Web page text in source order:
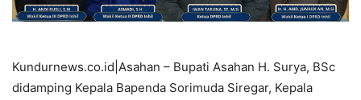
Kundurnews.co.id|Asahan – Bupati Asahan H. Surya, BSc
didamping Kepala Bapenda Sorimuda Siregar, Kepala